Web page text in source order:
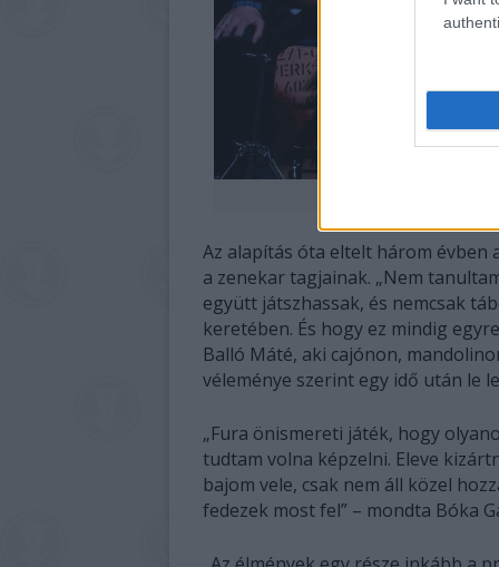
Hermesz Zoltán, Lehr-
Az alapítás óta eltelt három évben
a zenekar tagjainak. „Nem
együtt játszhassak, és nemcsak
keretében. És hogy ez mindig
Balló Máté, aki cajónon,
véleménye szerint egy idő után le
„Fura önismereti játék, hogy
tudtam volna képzelni. Eleve
bajom vele, csak nem áll közel
fedezek most fel” – mondta Bóka